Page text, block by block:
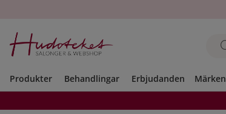
Produkter Behandlingar Erbjudanden Märken